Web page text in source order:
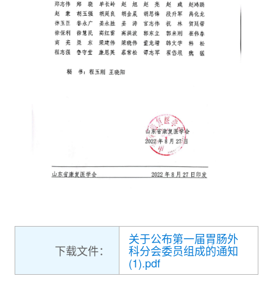
下载文件：
关于公布第一届胃肠外
科分会委员组成的通知
(1).pdf